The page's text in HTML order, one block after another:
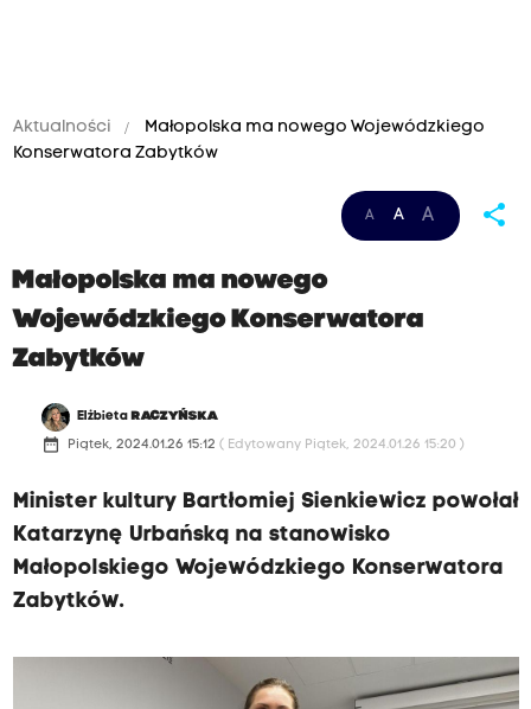
Aktualności
Małopolska ma nowego Wojewódzkiego
Konserwatora Zabytków
A A A share
Małopolska ma nowego
Wojewódzkiego Konserwatora
Zabytków
Elżbieta RACZYŃSKA
date_range Piątek, 2024.01.26 15:12 ( Edytowany Piątek, 2024.01.26 15:20 )
Minister kultury Bartłomiej Sienkiewicz powołał
Katarzynę Urbańską na stanowisko
Małopolskiego Wojewódzkiego Konserwatora
Zabytków.